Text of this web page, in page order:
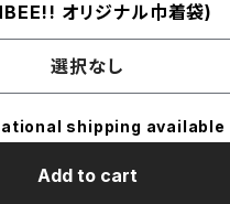
オリジナル巾着袋)
選択なし
shipping available
Add to cart